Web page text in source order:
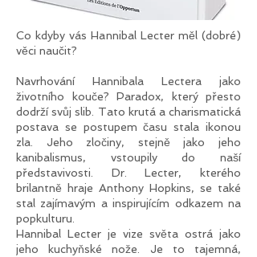
Co kdyby vás Hannibal Lecter měl (dobré)
věci naučit?
Navrhování Hannibala Lectera jako
životního kouče? Paradox, který přesto
dodrží svůj slib. Tato krutá a charismatická
postava se postupem času stala ikonou
zla. Jeho zločiny, stejně jako jeho
kanibalismus, vstoupily do naší
představivosti. Dr. Lecter, kterého
brilantně hraje Anthony Hopkins, se také
stal zajímavým a inspirujícím odkazem na
popkulturu.
Hannibal Lecter je vize světa ostrá jako
jeho kuchyňské nože. Je to tajemná,